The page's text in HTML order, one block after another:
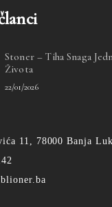
Stoner – Tiha Snaga
Života
22/01/2026
11, 78000 Banja